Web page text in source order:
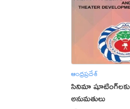
ఆంధ్రప్రదేశ్
సినిమా
అనుమతులు